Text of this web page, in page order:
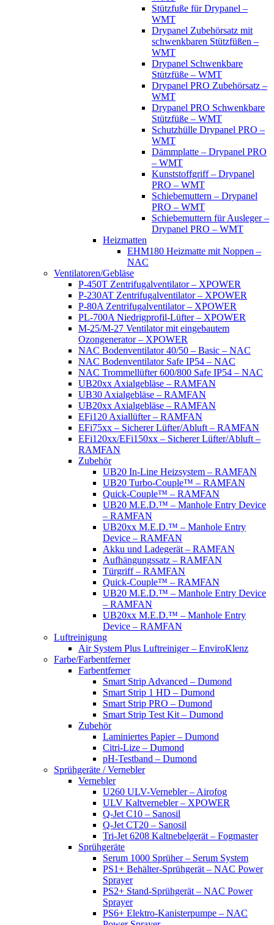
Stützfuße für Drypanel –
WMT
Drypanel Zubehörsatz mit
schwenkbaren Stützfüßen –
WMT
Drypanel Schwenkbare
Stützfüße – WMT
Drypanel PRO Zubehörsatz –
WMT
Drypanel PRO Schwenkbare
Stützfüße – WMT
Schutzhülle Drypanel PRO –
WMT
Dämmplatte – Drypanel PRO
– WMT
Kunststoffgriff – Drypanel
PRO – WMT
Schiebemuttern – Drypanel
PRO – WMT
Schiebemuttern für Ausleger –
Drypanel PRO – WMT
Heizmatten
EHM180 Heizmatte mit Noppen –
NAC
Ventilatoren/Gebläse
P-450T Zentrifugalventilator – XPOWER
P-230AT Zentrifugalventilator – XPOWER
P-80A Zentrifugalventilator – XPOWER
PL-700A Niedrigprofil-Lüfter – XPOWER
M-25/M-27 Ventilator mit eingebautem
Ozongenerator – XPOWER
NAC Bodenventilator 40/50 – Basic – NAC
NAC Bodenventilator Safe IP54 – NAC
NAC Trommellüfter 600/800 Safe IP54 – NAC
UB20xx Axialgebläse – RAMFAN
UB30 Axialgebläse – RAMFAN
UB20xx Axialgebläse – RAMFAN
EFi120 Axiallüfter – RAMFAN
EFi75xx – Sicherer Lüfter/Abluft – RAMFAN
EFi120xx/EFi150xx – Sicherer Lüfter/Abluft –
RAMFAN
Zubehör
UB20 In-Line Heizsystem – RAMFAN
UB20 Turbo-Couple™ – RAMFAN
Quick-Couple™ – RAMFAN
UB20 M.E.D.™ – Manhole Entry Device
– RAMFAN
UB20xx M.E.D.™ – Manhole Entry
Device – RAMFAN
Akku und Ladegerät – RAMFAN
Aufhängungssatz – RAMFAN
Türgriff – RAMFAN
Quick-Couple™ – RAMFAN
UB20 M.E.D.™ – Manhole Entry Device
– RAMFAN
UB20xx M.E.D.™ – Manhole Entry
Device – RAMFAN
Luftreinigung
Air System Plus Luftreiniger – EnviroKlenz
Farbe/Farbentferner
Farbentferner
Smart Strip Advanced – Dumond
Smart Strip 1 HD – Dumond
Smart Strip PRO – Dumond
Smart Strip Test Kit – Dumond
Zubehör
Laminiertes Papier – Dumond
Citri-Lize – Dumond
pH-Testband – Dumond
Sprühgeräte / Vernebler
Vernebler
U260 ULV-Vernebler – Airofog
ULV Kaltvernebler – XPOWER
Q-Jet C10 – Sanosil
Q-Jet CT20 – Sanosil
Tri-Jet 6208 Kaltnebelgerät – Fogmaster
Sprühgeräte
Serum 1000 Sprüher – Serum System
PS1+ Behälter-Sprühgerät – NAC Power
Sprayer
PS2+ Stand-Sprühgerät – NAC Power
Sprayer
PS6+ Elektro-Kanisterpumpe – NAC